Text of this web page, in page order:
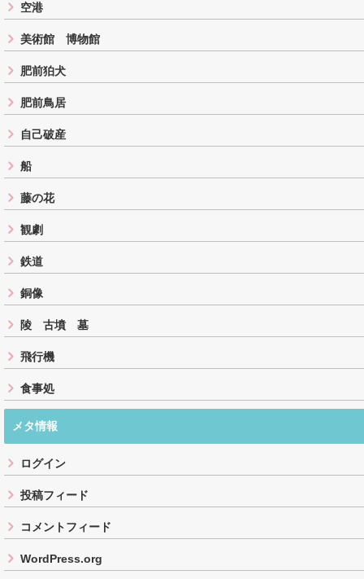
空港
美術館 博物館
肥前狛犬
肥前鳥居
自己破産
船
藤の花
観劇
鉄道
銅像
陵 古墳 墓
飛行機
食事処
メタ情報
ログイン
投稿フィード
コメントフィード
WordPress.org